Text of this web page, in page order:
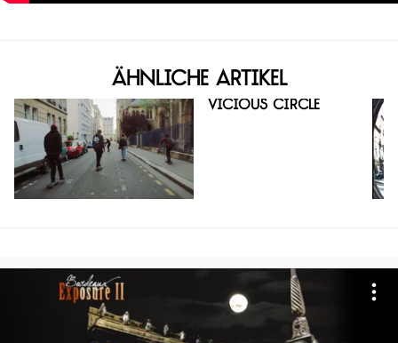
Ähnliche Artikel
Vicious Circle